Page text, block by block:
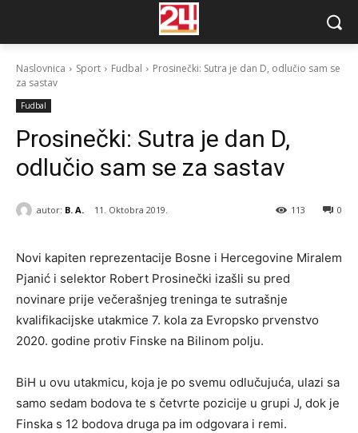
Naslovnica Sport Fudbal
Prosinečki: Sutra je dan D, odlučio sam se
za sastav
Fudbal
Prosinečki: Sutra je dan D,
odlučio sam se za sastav
autor: B. A. 11. Oktobra 2019. 0
113
Novi kapiten reprezentacije Bosne i Hercegovine Miralem
Pjanić i selektor Robert Prosinečki izašli su pred
novinare prije večerašnjeg treninga te sutrašnje
kvalifikacijske utakmice 7. kola za Evropsko prvenstvo
2020. godine protiv Finske na Bilinom polju.
BiH u ovu utakmicu, koja je po svemu odlučujuća, ulazi sa
samo sedam bodova te s četvrte pozicije u grupi J, dok je
Finska s 12 bodova druga pa im odgovara i remi.